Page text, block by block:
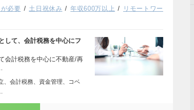
必要 土日祝休み 年収600万以上
リモートワー
して、会計税務を中心にフ
会計税務を中心に不動産/再
、会計税務、資金管理、コベ